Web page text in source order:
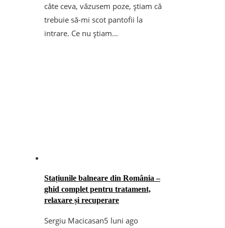
câte ceva, văzusem poze, știam că
trebuie să-mi scot pantofii la
intrare. Ce nu știam...
Stațiunile balneare din România –
ghid complet pentru tratament,
relaxare și recuperare
Sergiu Macicasan5 luni ago